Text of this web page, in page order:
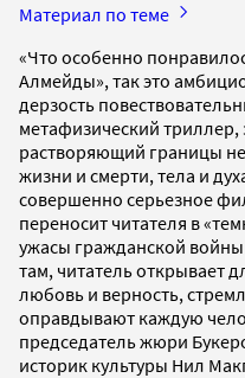
Материал по теме
«Что особенно
Алмейды», так это
дерзость
метафизический триллер,
растворяющий границы
жизни и смерти, тела и
совершенно серьезное
переносит читателя в
ужасы гражданской
там, читатель открывает
любовь и верность,
оправдывают каждую
председатель жюри
историк культуры Нил